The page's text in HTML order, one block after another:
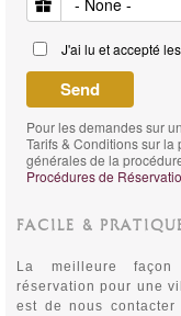
J'ai lu et accepté
Pour les demandes sur
Tarifs & Conditions sur
générales de la
Procédures de
FACILE &
La meilleure
réservation pour une
est de nous